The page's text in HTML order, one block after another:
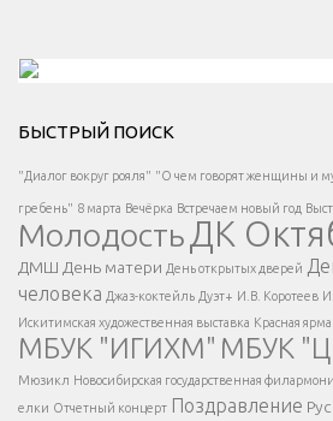
Есть вопрос?
Напишите нам
</span >
Написать
</button >
</div >
БЫСТРЫЙ ПОИСК
"Диалог вокруг рояля" "О чем говорят женщины и
гребень" 8 марта Вечёрка Встречаем новый год
МолодостьДК
ДМШ День матери День открытых дверей
человека Джаз-коктейль Дуэт+ И.В. Коротеев
Искитимская художественная выставка Красная
МБУК "ИГИХМ" МБУК
Мюзикл Новосибирская государственная
елки Отчетный концерт Поздравление